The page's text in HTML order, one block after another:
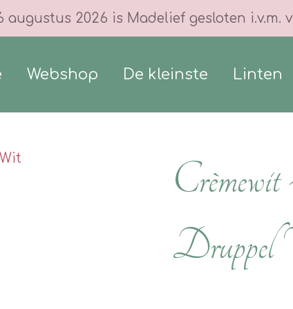
augustus 2026 is Madelief gesloten i.v.m.
Webshop De kleinste Linten
Druppel